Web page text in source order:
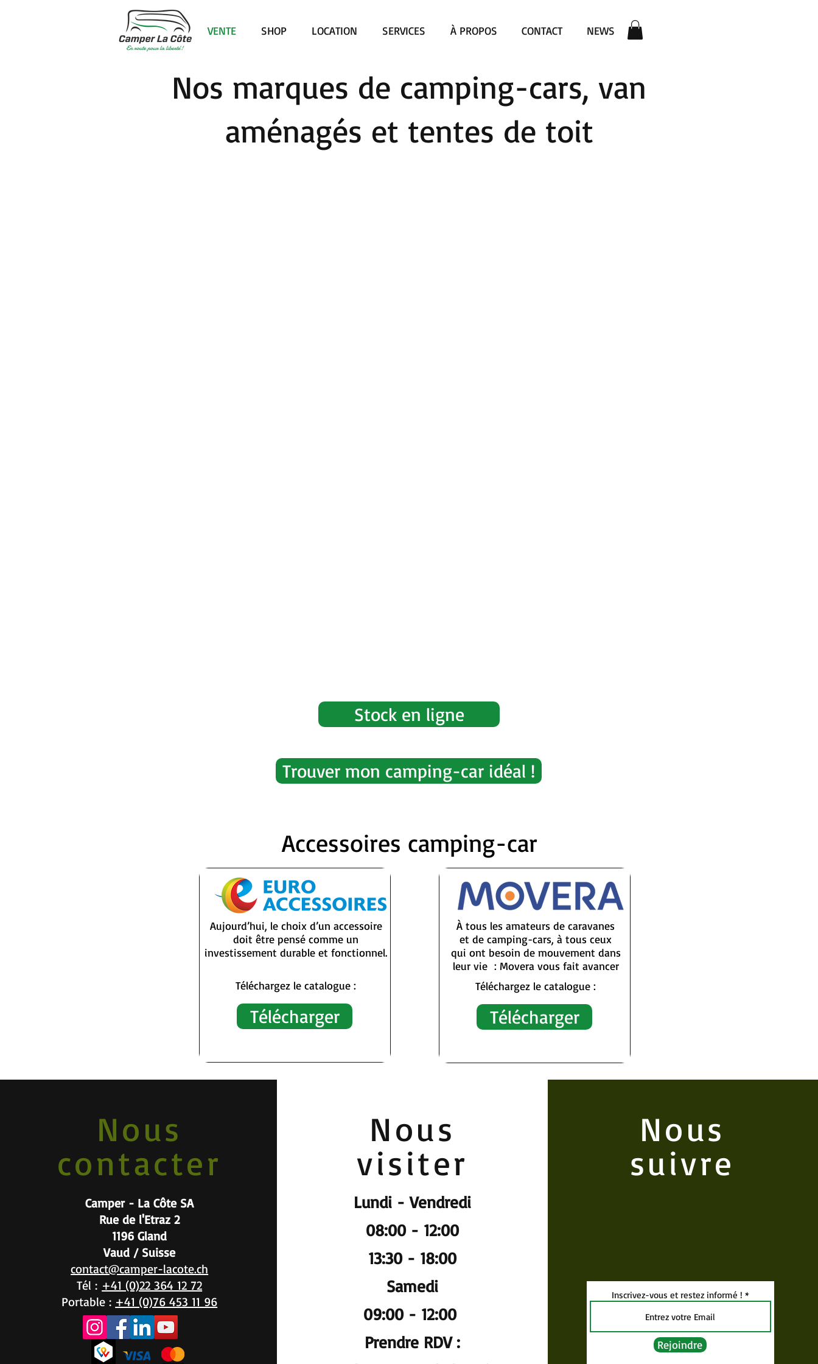
VENTE SHOP LOCATION SERVICES À PROPOS CONTACT NEWS
Nos marques de camping-cars, van
aménagés et tentes de toit
Stock en ligne
Trouver mon camping-car idéal !
Accessoires camping-car
Aujourd’hui, le choix d’un accessoire
doit être pensé comme un
investissement durable et fonctionnel.
Téléchargez le catalogue :
Télécharger
À tous les amateurs de caravanes
et de camping-cars, à tous ceux
qui ont besoin de mouvement dans
leur vie : Movera vous fait avancer
Téléchargez le catalogue :
Télécharger
Nous
contacter
Camper - La Côte SA
Rue de l'Etraz 2
1196 Gland
Vaud / Suisse
contact@camper-lacote.ch
Tél : +41 (0)22 364 12 72
Portable : +41 (0)76 453 11 96
Nous
visiter
Lundi - Vendredi
08:00 - 12:00
13:30 - 18:00
Samedi
09:00 - 12:00
Prendre RDV :
Nous
suivre
Inscrivez-vous et restez informé !
Rejoindre